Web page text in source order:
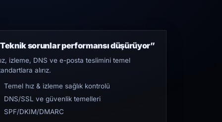
sorunlar performansı düşürüyor”
izleme, DNS ve e-posta teslimini temel
alırız.
Temel hız & izleme sağlık kontrolü
DNS/SSL ve güvenlik temelleri
SPF/DKIM/DMARC